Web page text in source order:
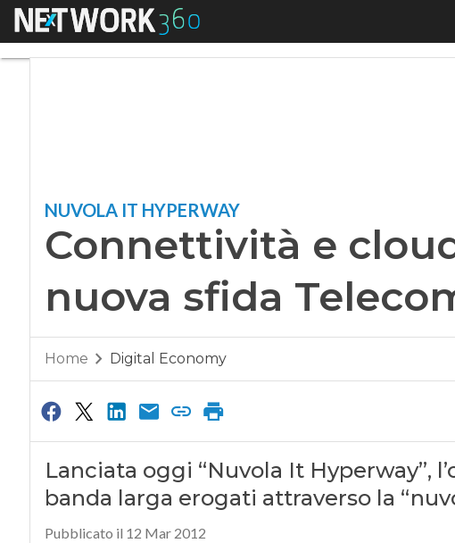
Menu
NUVOLA IT HYPERWAY
Connettività e
nuova sfida
Home Digital Economy
Lanciata oggi “Nuvola It Hyperway”,
banda larga erogati attraverso la
Pubblicato il 12 Mar 2012